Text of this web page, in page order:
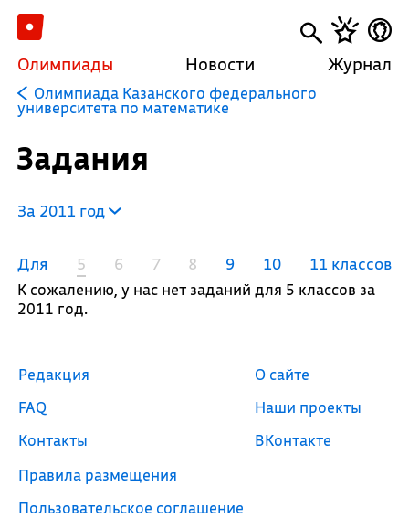
Олимпиады Новости Журнал
Олимпиада Казанского федерального
университета по математике
Задания
За 2011 год
Для 5 6 7 8 9 10 11 классов
К сожалению, у нас нет заданий для 5 классов за
2011 год.
Редакция
FAQ
Контакты
Правила размещения
Пользовательское соглашение
О сайте
Наши проекты
ВКонтакте